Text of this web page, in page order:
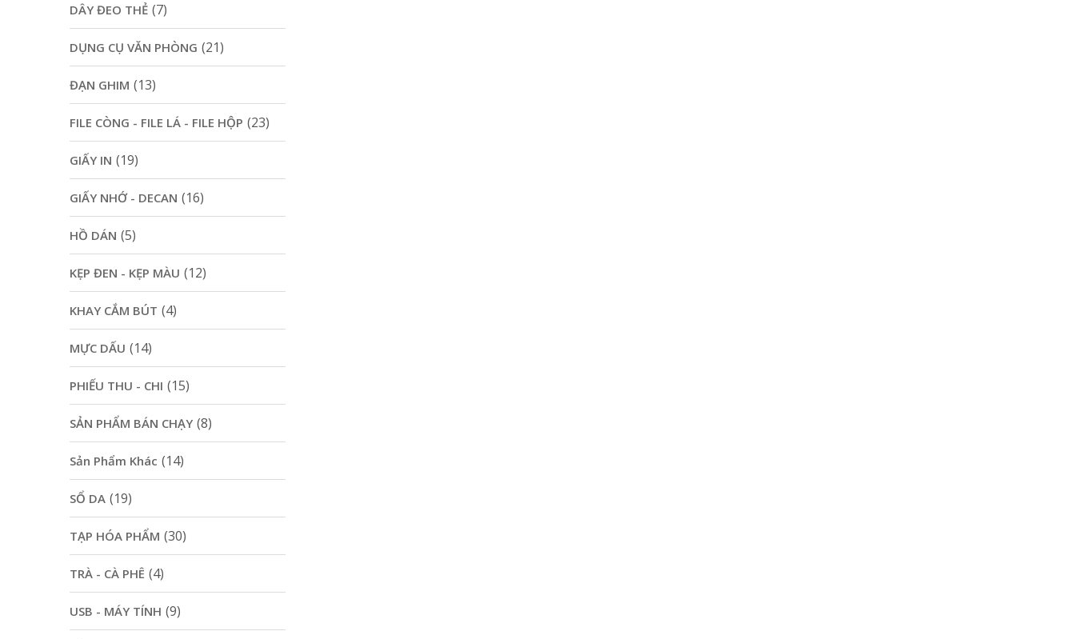
DÂY ĐEO THẺ (7)
DỤNG CỤ VĂN PHÒNG (21)
ĐẠN GHIM (13)
FILE CÒNG - FILE LÁ - FILE HỘP (23)
GIẤY IN (19)
GIẤY NHỚ - DECAN (16)
HỒ DÁN (5)
KẸP ĐEN - KẸP MÀU (12)
KHAY CẮM BÚT (4)
MỰC DẤU (14)
PHIẾU THU - CHI (15)
SẢN PHẨM BÁN CHẠY (8)
Sản Phẩm Khác (14)
SỔ DA (19)
TẠP HÓA PHẨM (30)
TRÀ - CÀ PHÊ (4)
USB - MÁY TÍNH (9)